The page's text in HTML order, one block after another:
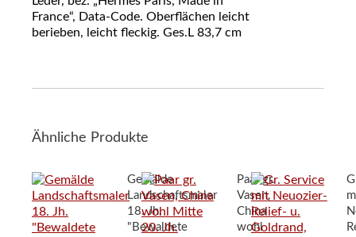
France“, Data-Code. Oberflächen leicht
berieben, leicht fleckig. Ges.L 83,7 cm
Ähnliche Produkte
Gemälde
Landschaftsmaler
18. Jh.
"Bewaldete
Paar gr.
Vasen,
China
wohl